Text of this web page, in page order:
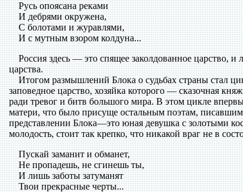
Русь опоясана реками
И дебрями окружена,
С болотами и журавлями,
И с мутным взором колдуна...
Россия здесь — это спящее заколдованное царство, и
царства.
Итогом размышлений Блока о судьбах страны стал
заповедное царство, хозяйка которого — сказочная
ради тревог и битв большого мира. В этом цикле
матери, что было присуще остальным поэтам,
представлении Блока—это юная девушка с золотыми
молодость, стоит так крепко, что никакой враг не в
Пускай заманит и обманет,
Не пропадешь, не сгинешь ты,
И лишь заботы затуманят
Твои прекрасные черты...